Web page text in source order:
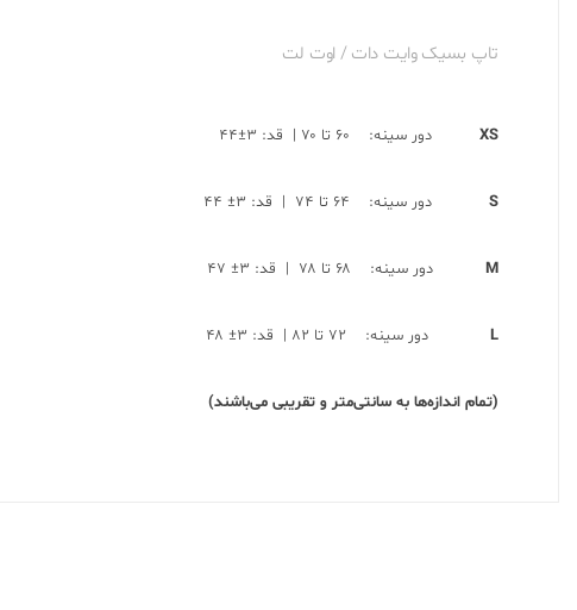
تاپ بسیک وایت دات / اوت لت
XS دور سینه: ۶۰ تا ۷۰ | قد: ۳±۴۴
S دور سینه: ۶۴ تا ۷۴ | قد: ۳± ۴۴
M دور سینه: ۶۸ تا ۷۸ | قد: ۳± ۴۷
L دور سینه: ۷۲ تا ۸۲ | قد: ۳± ۴۸
(تمام اندازه‌ها به سانتی‌متر و تقریبی می‌باشند)